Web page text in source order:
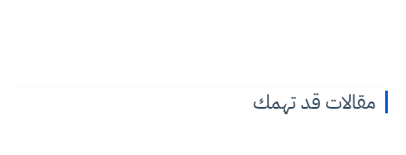
مقالات قد تهمك